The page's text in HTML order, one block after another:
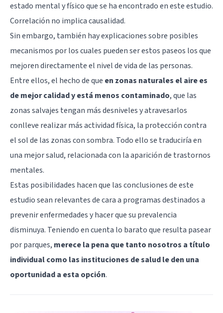
estado mental y físico que se ha encontrado en este estudio.
Correlación no implica causalidad.
Sin embargo, también hay explicaciones sobre posibles
mecanismos por los cuales pueden ser estos paseos los que
mejoren directamente el nivel de vida de las personas.
Entre ellos, el hecho de que en zonas naturales el aire es
de mejor calidad y está menos contaminado, que las
zonas salvajes tengan más desniveles y atravesarlos
conlleve realizar más actividad física, la protección contra
el sol de las zonas con sombra. Todo ello se traduciría en
una mejor salud, relacionada con la aparición de trastornos
mentales.
Estas posibilidades hacen que las conclusiones de este
estudio sean relevantes de cara a programas destinados a
prevenir enfermedades y hacer que su prevalencia
disminuya. Teniendo en cuenta lo barato que resulta pasear
por parques, merece la pena que tanto nosotros a título
individual como las instituciones de salud le den una
oportunidad a esta opción.